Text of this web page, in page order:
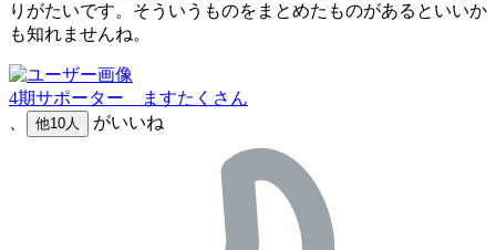
りがたいです。そういうものをまとめたものがあるといいか
も知れませんね。
4期サポーター ますたくさん
他10人 がいいね